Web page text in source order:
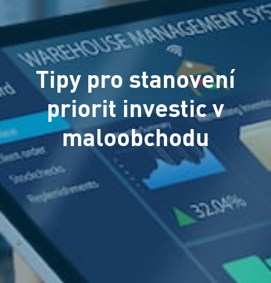
Tipy pro stanovení
priorit investic v
maloobchodu